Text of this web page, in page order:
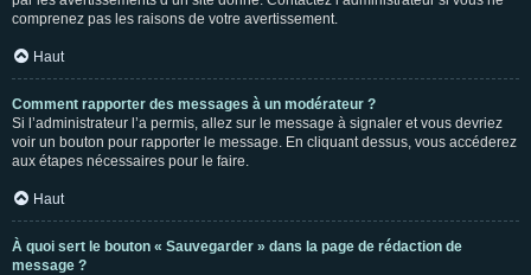
comprenez pas les raisons de votre avertissement.
Haut
Comment rapporter des messages à un modérateur ?
Si l’administrateur l’a permis, allez sur le message à signaler et vous devriez
voir un bouton pour rapporter le message. En cliquant dessus, vous accéderez
aux étapes nécessaires pour le faire.
Haut
À quoi sert le bouton « Sauvegarder » dans la page de rédaction de
message ?